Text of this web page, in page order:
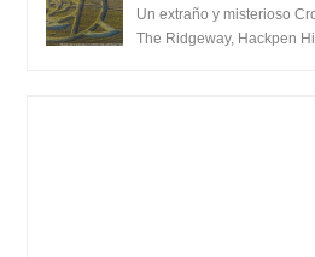
Unido 23 de junio
Un extraño y misterioso
The Ridgeway, Hackpen